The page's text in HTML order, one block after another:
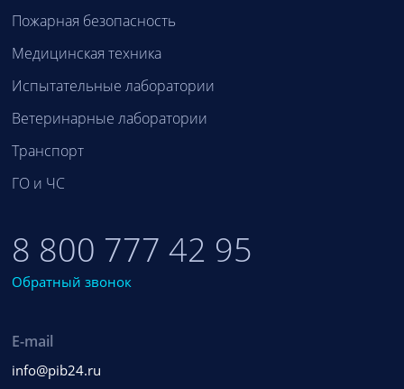
Пожарная безопасность
Медицинская техника
Испытательные лаборатории
Ветеринарные лаборатории
Транспорт
ГО и ЧС
8 800 777 42 95
Обратный звонок
E-mail
info@pib24.ru